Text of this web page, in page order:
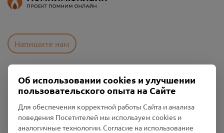
Напишите нам
Пользовательское соглашение
Политика конфиденциальности
Промо-материалы
Настройки cookies
Об использовании cookies и улучшении
пользовательского опыта на Сайте
Для обеспечения корректной работы Сайта и анализа
поведения Посетителей мы используем cookies и
аналогичные технологии. Согласие на использование